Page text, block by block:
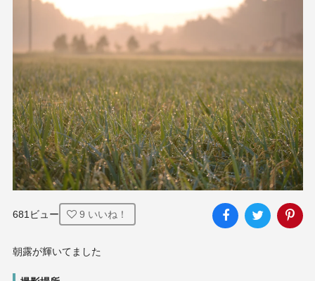
681ビュー 9 いいね！
朝露が輝いてました